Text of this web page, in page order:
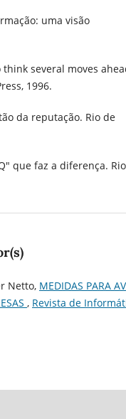
uma visão
think several moves
1996.
da reputação. Rio de
que faz a diferença. Rio
Netto, MEDIDAS PARA
, Revista de